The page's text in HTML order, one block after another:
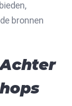
bronnen